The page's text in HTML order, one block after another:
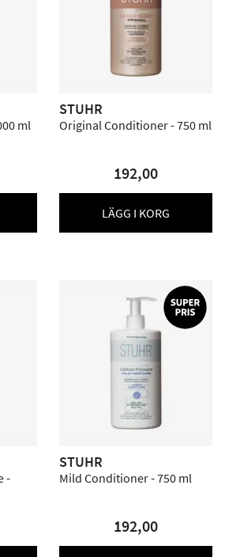
ml
STUHR
Original Conditioner - 750 ml
192,00
LÄGG I KORG
-
STUHR
Mild Conditioner - 750 ml
192,00